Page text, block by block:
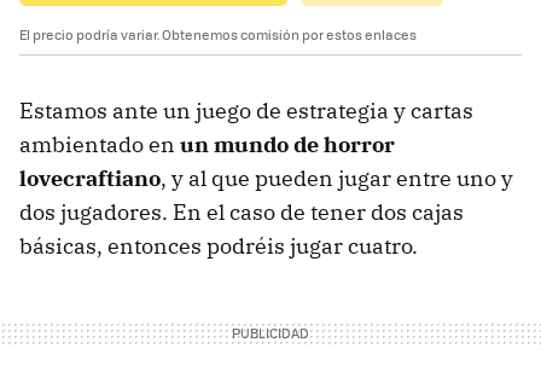
El precio podría variar. Obtenemos comisión por estos enlaces
Estamos ante un juego de estrategia y cartas
ambientado en un mundo de horror
lovecraftiano, y al que pueden jugar entre uno y
dos jugadores. En el caso de tener dos cajas
básicas, entonces podréis jugar cuatro.